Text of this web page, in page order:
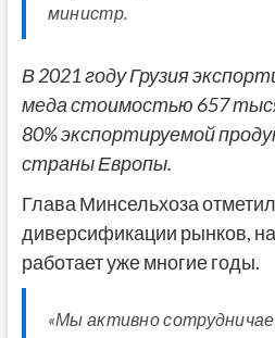
министр.
В 2021 году Грузия
меда стоимостью 657
80% экспортируемой
страны Европы.
Глава Минсельхоза
диверсификации рынков,
работает уже многие годы.
«Мы активно